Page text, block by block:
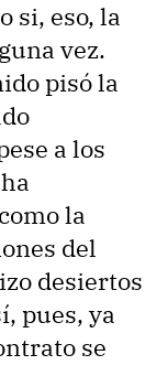
si, eso, la
vez.
pisó la
a los
la
del
desiertos
pues, ya
se